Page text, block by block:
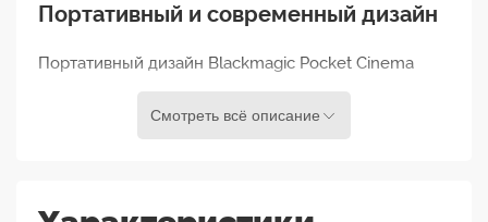
Портативный и современный дизайн
Портативный дизайн Blackmagic Pocket Cinema
мобильность без ущерба для функций. Вы
Смотреть всё описание